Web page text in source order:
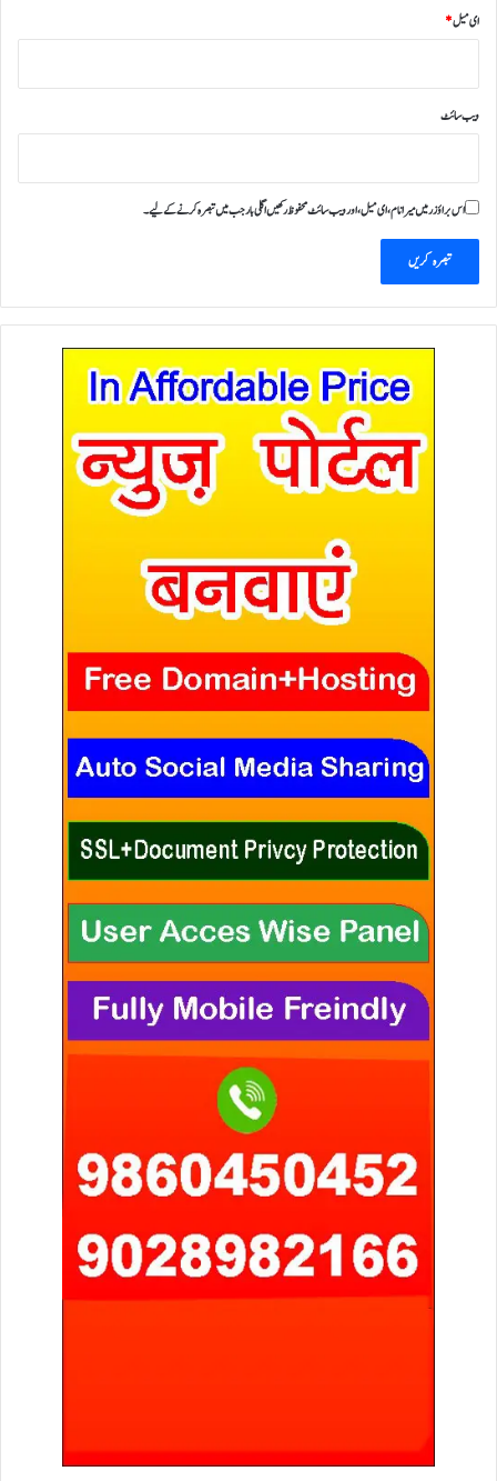
ای میل*
ویب‌ سائٹ
اس براؤزر میں میرا نام، ای میل، اور ویب سائٹ محفوظ رکھیں اگلی بار جب میں تبصرہ کرنے کےلیے۔